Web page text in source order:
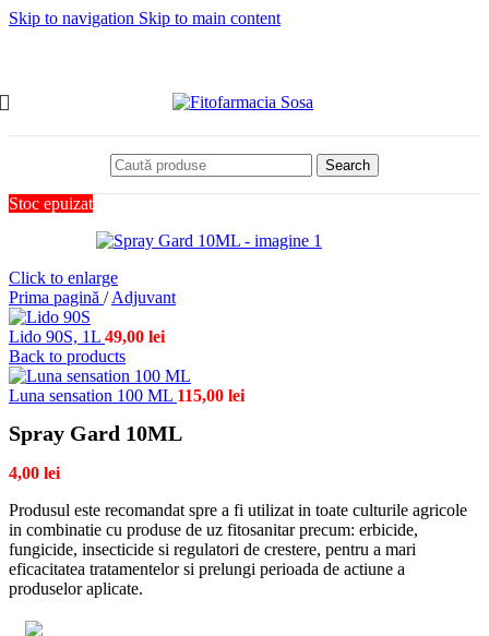
Skip to navigation Skip to main content
Search
Stoc epuizat
Click to enlarge
Prima pagină / Adjuvant
Lido 90S, 1L 49,00 lei
Back to products
Luna sensation 100 ML 115,00 lei
Spray Gard 10ML
4,00 lei
Produsul este recomandat spre a fi utilizat in toate culturile agricole
in combinatie cu produse de uz fitosanitar precum: erbicide,
fungicide, insecticide si regulatori de crestere, pentru a mari
eficacitatea tratamentelor si prelungi perioada de actiune a
produselor aplicate.